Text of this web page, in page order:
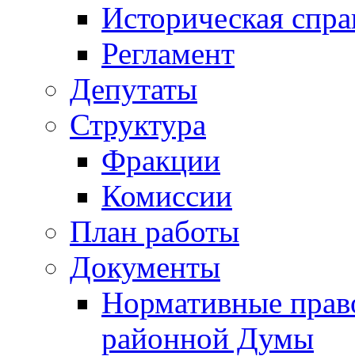
Историческая
Регламент
Депутаты
Структура
Фракции
Комиссии
План работы
Документы
Нормативные
районной Думы